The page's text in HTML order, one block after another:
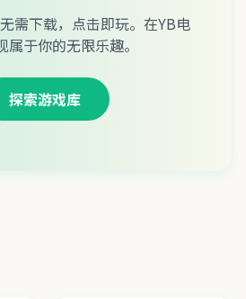
需下载，点击即玩。在YB电
属于你的无限乐趣。
探索游戏库